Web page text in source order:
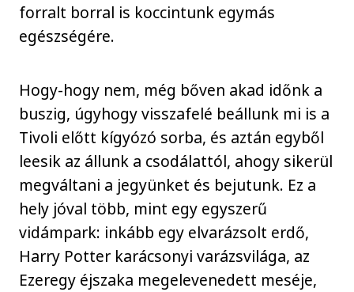
forralt borral is koccintunk egymás
egészségére.
Hogy-hogy nem, még bőven akad időnk a
buszig, úgyhogy visszafelé beállunk mi is a
Tivoli előtt kígyózó sorba, és aztán egyből
leesik az állunk a csodálattól, ahogy sikerül
megváltani a jegyünket és bejutunk. Ez a
hely jóval több, mint egy egyszerű
vidámpark: inkább egy elvarázsolt erdő,
Harry Potter karácsonyi varázsvilága, az
Ezeregy éjszaka megelevenedett meséje,